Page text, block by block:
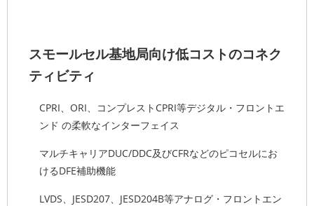
スモールセル基地局向け低コストのコネク
ティビティ
CPRI、ORI、コンプレストCPRI等デジタル・フロントエ
ンド の柔軟なインターフェイス
マルチキャリアDUC/DDC及びCFRなどのピコセルにお
けるDFE補助機能
LVDS、JESD207、JESD204B等アナログ・フロントエン